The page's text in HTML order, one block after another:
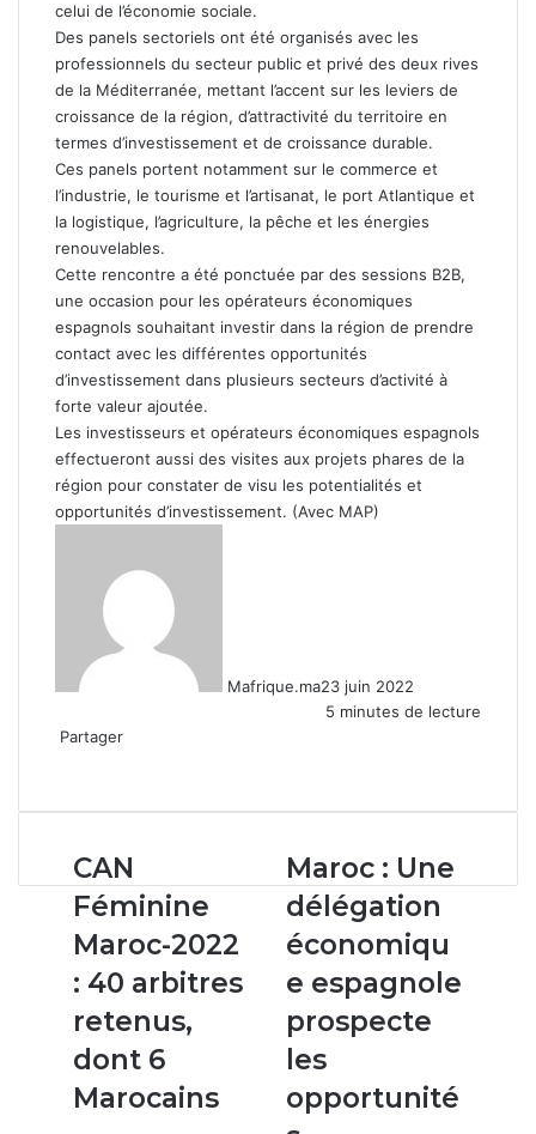
celui de l’économie sociale.
Des panels sectoriels ont été organisés avec les
professionnels du secteur public et privé des deux rives
de la Méditerranée, mettant l’accent sur les leviers de
croissance de la région, d’attractivité du territoire en
termes d’investissement et de croissance durable.
Ces panels portent notamment sur le commerce et
l’industrie, le tourisme et l’artisanat, le port Atlantique et
la logistique, l’agriculture, la pêche et les énergies
renouvelables.
Cette rencontre a été ponctuée par des sessions B2B,
une occasion pour les opérateurs économiques
espagnols souhaitant investir dans la région de prendre
contact avec les différentes opportunités
d’investissement dans plusieurs secteurs d’activité à
forte valeur ajoutée.
Les investisseurs et opérateurs économiques espagnols
effectueront aussi des visites aux projets phares de la
région pour constater de visu les potentialités et
opportunités d’investissement. (Avec MAP)
Mafrique.ma23 juin 2022
5 minutes de lecture
Partager
email
CAN
Féminine
Maroc-
2022
:
40
arbitres
retenus,
dont
6
Marocains
CAN
Féminine
Maroc-2022
: 40 arbitres
retenus,
dont 6
Marocains
Maroc :
Une
délégation
économique
espagnole
prospecte
opportunités
d'investissement
Dakhla
Maroc : Une
délégation
économiqu
e espagnole
prospecte
les
opportunité